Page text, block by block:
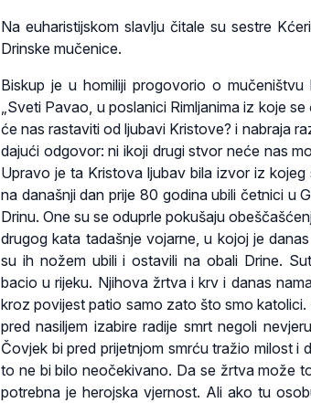
Na euharistijskom slavlju čitale su sestre
Drinske mučenice.
Biskup je u homiliji progovorio o
„Sveti Pavao, u poslanici Rimljanima iz koje
će nas rastaviti od ljubavi Kristove? i nabraja
dajući odgovor: ni ikoji drugi stvor neće nas
Upravo je ta Kristova ljubav bila izvor iz
na današnji dan prije 80 godina ubili četnici u
Drinu. One su se oduprle pokušaju
drugog kata tadašnje vojarne, u kojoj je
su ih nožem ubili i ostavili na obali Drine.
bacio u rijeku. Njihova žrtva i krv i danas
kroz povijest patio samo zato što smo
pred nasiljem izabire radije smrt negoli
Čovjek bi pred prijetnjom smrću tražio milost
to ne bi bilo neočekivano. Da se žrtva može
potrebna je herojska vjernost. Ali ako tu